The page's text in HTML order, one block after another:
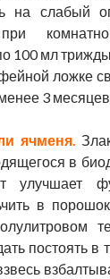
на слабый
100 мл
ложке
3
ячменя.
в
улучшает
в
постоять в